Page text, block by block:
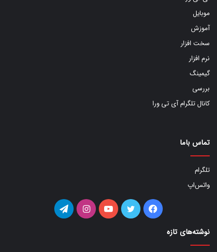
موبایل
آموزش
سخت افزار
نرم افزار
گیمینگ
بررسی
کانال تلگرام آی تی ورا
تماس باما
تلگرام
واتس‌اپ
فیس توییتر یوتیوب اینستاگرامتلگرام
نوشته‌های تازه